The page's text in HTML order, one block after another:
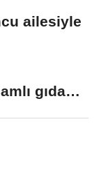
ailesiyle
gıda